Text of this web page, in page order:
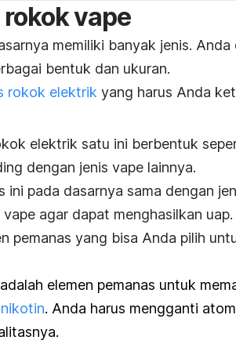
vape
memiliki banyak jenis.
bentuk dan ukuran.
rokok elektrik yang harus Anda
elektrik satu ini berbentuk
dengan jenis vape lainnya.
ini pada dasarnya sama dengan
agar dapat menghasilkan uap.
pemanas yang bisa Anda pilih
elemen pemanas untuk
nikotin. Anda harus mengganti